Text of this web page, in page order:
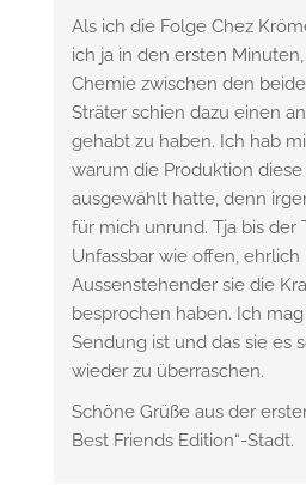
Als ich die Folge Chez
ich ja in den ersten
Chemie zwischen den
Sträter schien dazu einen
gehabt zu haben. Ich hab
warum die Produktion
ausgewählt hatte, denn
für mich unrund. Tja bis der
Unfassbar wie offen,
Aussenstehender sie die
besprochen haben. Ich
Sendung ist und das sie es
wieder zu überraschen.
Schöne Grüße aus der
Best Friends Edition“-Stadt.